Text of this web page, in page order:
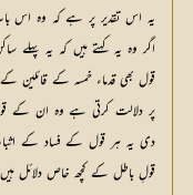
یہ اس تقدیر پر ہے کہ وہ اس
اگر وہ یہ کہتے ہیں کہ یہ
قول بھی قدماء خمسہ کے
پر دلالت کرتی ہے وہ ان کے
دی یہ ہر قول کے فساد کے
قولِ باطل کے کچھ خاص دلائل